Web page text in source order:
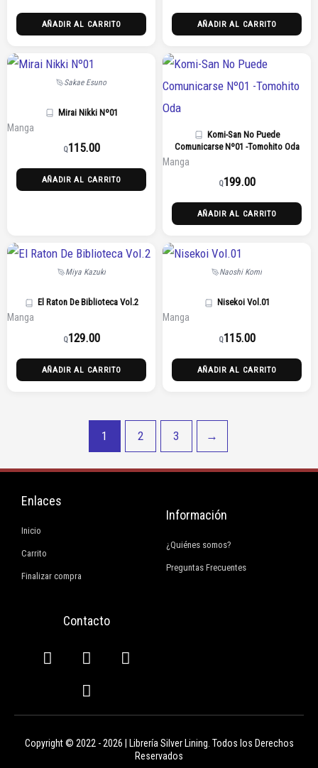
AÑADIR AL CARRITO AÑADIR AL CARRITO
Sakae Esuno
Mirai Nikki Nº01
Manga
Q115.00
AÑADIR AL CARRITO
Komi-San No Puede
Comunicarse Nº01 -Tomohito Oda
Manga
Q199.00
AÑADIR AL CARRITO
Miya Kazuki
El Raton De Biblioteca Vol.2
Manga
Q129.00
AÑADIR AL CARRITO
Naoshi Komi
Nisekoi Vol.01
Manga
Q115.00
AÑADIR AL CARRITO
1 2 3 →
Enlaces
Inicio
Carrito
Finalizar compra
Información
¿Quiénes somos?
Preguntas Frecuentes
Contacto
F
a
b
o
I
n
s
t
a
r
W
h
s
p
E
n
v
e
l
p
Copyright © 2022 - 2026 | Librería Silver Lining. Todos los Derechos
Reservados